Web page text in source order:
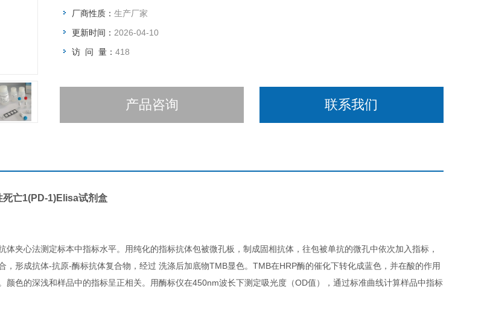
厂商性质： 生产厂家
更新时间： 2026-04-10
访 问 量： 418
产品咨询 联系我们
死亡1(PD-1)Elisa试剂盒
体夹心法测定标本中指标水平。用纯化的指标抗体包被微孔板，制成固相抗体，往包被单抗的微孔中依次加入指标，
，形成抗体-抗原-酶标抗体复合物，经过 洗涤后加底物TMB显色。TMB在HRP酶的催化下转化成蓝色，并在酸的作用
颜色的深浅和样品中的指标呈正相关。用酶标仪在450nm波长下测定吸光度（OD值），通过标准曲线计算样品中指标